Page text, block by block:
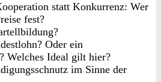
statt Konkurrenz: Wer
fest?
Oder ein
? Welches Ideal gilt hier?
im Sinne der